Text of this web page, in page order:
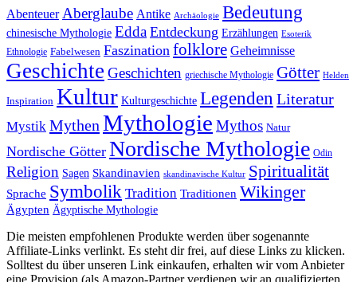
Abenteuer Aberglaube Antike Archäologie Bedeutung
chinesische Mythologie Edda Entdeckung Erzählungen Esoterik
Ethnologie Fabelwesen Faszination folklore Geheimnisse
Geschichte Geschichten griechische Mythologie Götter Helden
Inspiration Kultur Kulturgeschichte Legenden Literatur
Mystik Mythen Mythologie Mythos Natur
Nordische Götter Nordische Mythologie Odin
Religion Sagen Skandinavien skandinavische Kultur Spiritualität
Sprache Symbolik Tradition Traditionen Wikinger
Ägypten Ägyptische Mythologie
Die meisten empfohlenen Produkte werden über sogenannte
Affiliate-Links verlinkt. Es steht dir frei, auf diese Links zu klicken.
Solltest du über unseren Link einkaufen, erhalten wir vom Anbieter
eine Provision (als Amazon-Partner verdienen wir an qualifizierten